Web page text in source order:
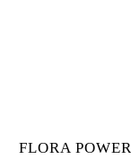
FLORA POWER